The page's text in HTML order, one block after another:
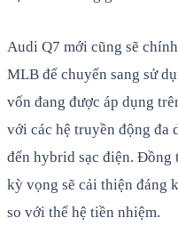
Audi Q7 mới cũng sẽ
MLB để chuyển sang sử
vốn đang được áp dụng
với các hệ truyền động đa
đến hybrid sạc điện. Đồng
kỳ vọng sẽ cải thiện đáng
so với thế hệ tiền nhiệm.